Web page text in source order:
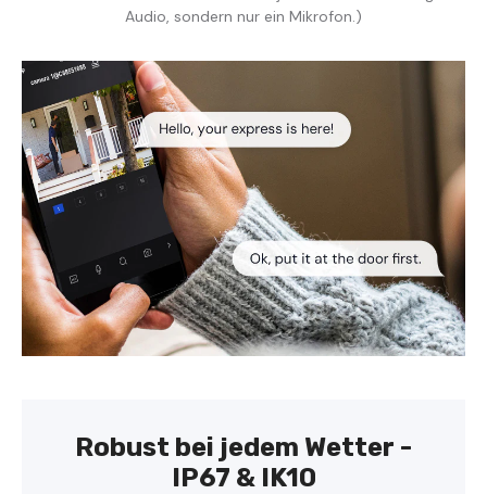
Audio, sondern nur ein Mikrofon.)
Robust bei jedem Wetter -
IP67 & IK10